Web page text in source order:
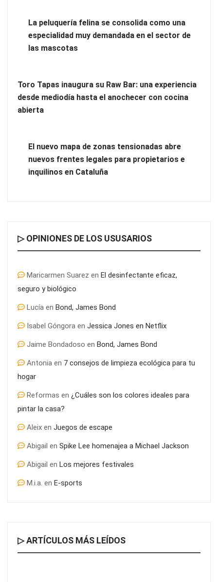
Eagle Waterproofing recomienda revisar la
La peluquería felina se consolida como una
especialidad muy demandada en el sector de
las mascotas
Toro Tapas inaugura su Raw Bar: una experiencia
desde mediodía hasta el anochecer con cocina
abierta
El nuevo mapa de zonas tensionadas abre
nuevos frentes legales para propietarios e
inquilinos en Cataluña
▷ OPINIONES DE LOS USUSARIOS
Maricarmen Suarez en El desinfectante eficaz,
seguro y biológico
Lucía en Bond, James Bond
Isabel Góngora en Jessica Jones en Netflix
Jaime Bondadoso en Bond, James Bond
Antonia en 7 consejos de limpieza ecológica para tu
hogar
Reformas en ¿Cuáles son los colores ideales para
pintar la casa?
Aleix en Juegos de escape
Abigail en Spike Lee homenajea a Michael Jackson
Abigail en Los mejores festivales
M.i.a. en E-sports
▷ ARTÍCULOS MÁS LEÍDOS